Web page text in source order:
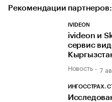
Рекомендации партнеров:
IVIDEON
ivideon и
сервис
Новость 7
ИНГОССТРАХ.